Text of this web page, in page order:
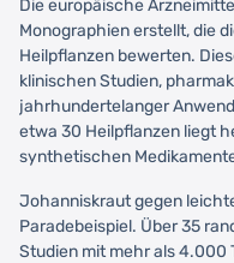
Die europäische
Monographien erstellt, die
Heilpflanzen bewerten.
klinischen Studien,
jahrhundertelanger
etwa 30 Heilpflanzen liegt
synthetischen
Johanniskraut gegen
Paradebeispiel. Über 35
Studien mit mehr als 4.000